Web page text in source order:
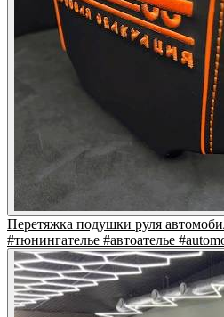
Перетяжка подушки руля
#тюнингателье #автоателье